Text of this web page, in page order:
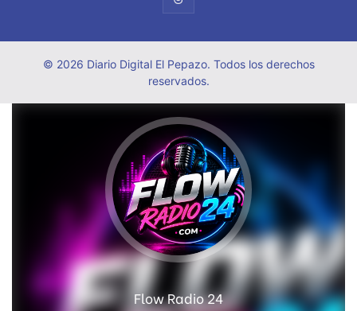
© 2026 Diario Digital El Pepazo. Todos los derechos
reservados.